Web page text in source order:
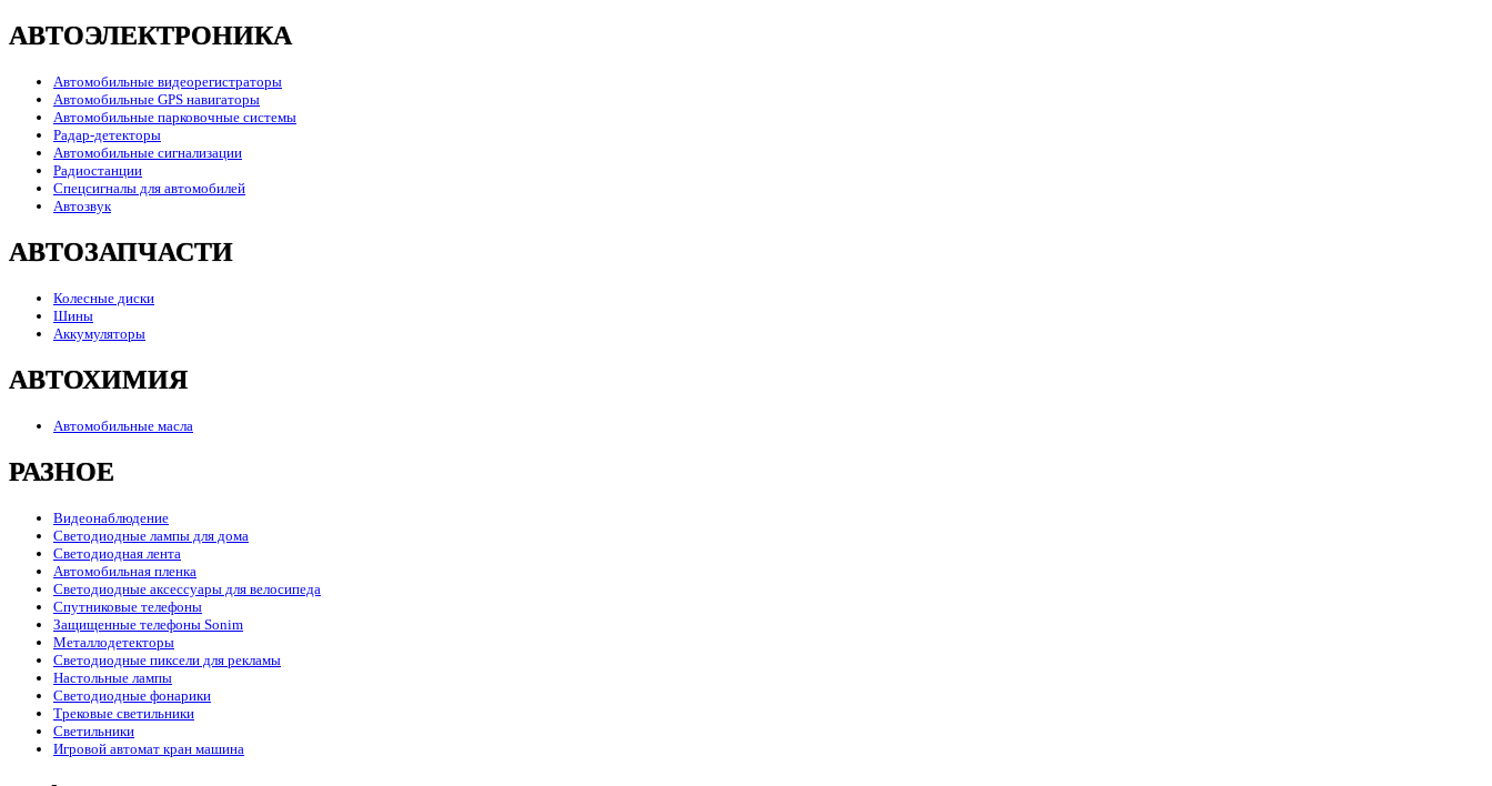
АВТОЭЛЕКТРОНИКА
Автомобильные видеорегистраторы
Автомобильные GPS навигаторы
Автомобильные парковочные системы
Радар-детекторы
Автомобильные сигнализации
Радиостанции
Спецсигналы для автомобилей
Автозвук
АВТОЗАПЧАСТИ
Колесные диски
Шины
Аккумуляторы
АВТОХИМИЯ
Автомобильные масла
РАЗНОЕ
Видеонаблюдение
Светодиодные лампы для дома
Светодиодная лента
Автомобильная пленка
Светодиодные аксессуары для велосипеда
Спутниковые телефоны
Защищенные телефоны Sonim
Металлодетекторы
Светодиодные пиксели для рекламы
Настольные лампы
Светодиодные фонарики
Трековые светильники
Светильники
Игровой автомат кран машина